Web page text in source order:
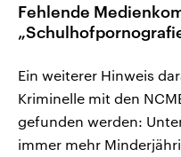
Fehlende
Ein weiterer Hinweis
Kriminelle mit den
gefunden werden:
immer mehr